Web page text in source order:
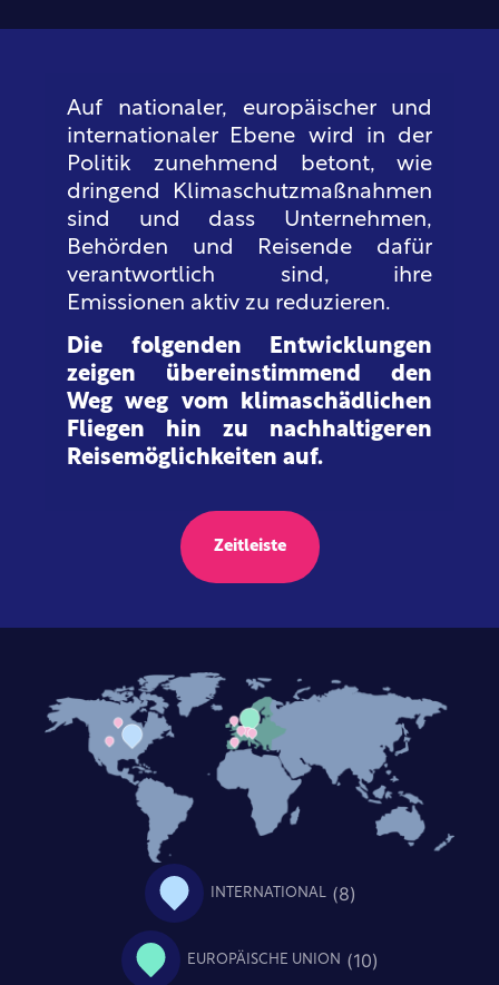
Auf nationaler, europäischer und
internationaler Ebene wird in der
Politik zunehmend betont, wie
dringend Klimaschutzmaßnahmen
sind und dass Unternehmen,
Behörden und Reisende dafür
verantwortlich sind, ihre
Emissionen aktiv zu reduzieren.
Die folgenden Entwicklungen
zeigen übereinstimmend den
Weg weg vom klimaschädlichen
Fliegen hin zu nachhaltigeren
Reisemöglichkeiten auf.
Zeitleiste
INTERNATIONAL (8)
EUROPÄISCHE UNION (10)